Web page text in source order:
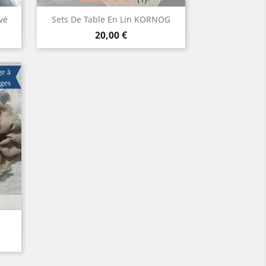
Sets De Table En Lin KORNOG
Prix
20,00 €
Aperçu rapide
BlancLin
naturel